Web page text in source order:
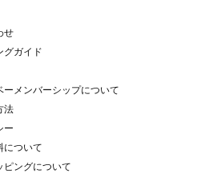
せ
グガイド
ーメンバーシップについて
法
ー
について
ピングについて